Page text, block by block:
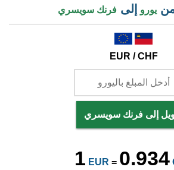
يورو إلى فرنك سويسري
EUR / CHF
إلى فرنك سويسري
1 EUR = 0.934